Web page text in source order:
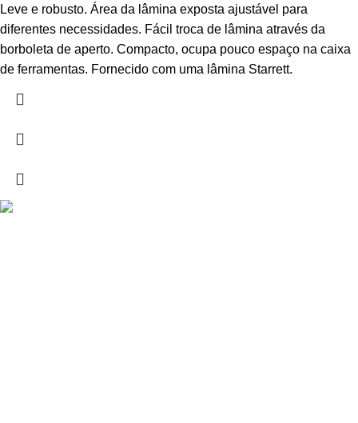
Leve e robusto. Área da lâmina exposta ajustável para
diferentes necessidades. Fácil troca de lâmina através da
borboleta de aperto. Compacto, ocupa pouco espaço na caixa
de ferramentas. Fornecido com uma lâmina Starrett.